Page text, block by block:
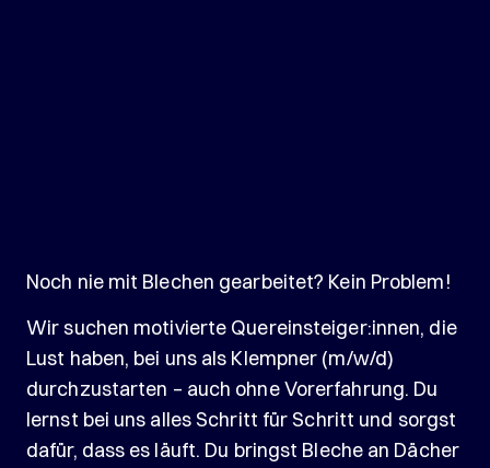
Noch nie mit Blechen gearbeitet? Kein Problem!
Wir suchen motivierte Quereinsteiger:innen, die
Lust haben, bei uns als Klempner (m/w/d)
durchzustarten – auch ohne Vorerfahrung. Du
lernst bei uns alles Schritt für Schritt und sorgst
dafür, dass es läuft. Du bringst Bleche an Dächer